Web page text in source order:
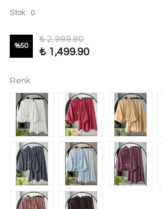
Stok: 0
%50
₺ 2,999.80
₺ 1,499.90
Renk